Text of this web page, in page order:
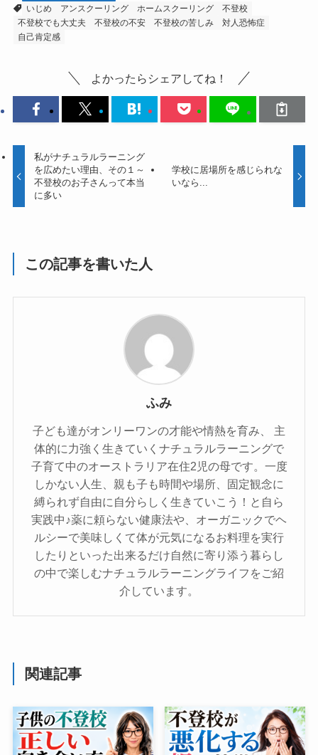
いじめ
アンスクーリング ホームスクーリング
不登校
不登校でも大丈夫
不登校の不安 不登校の苦しみ
対人恐怖症
自己肯定感
よかったらシェアしてね！
私がナチュラルラーニング
を広めたい理由、その１～
不登校のお子さんって本当
に多い
学校に居場所を感じられな
いなら...
この記事を書いた人
ふみ
子ども達がオンリーワンの才能や情熱を育み、 主
体的に力強く生きていくナチュラルラーニングで
子育て中のオーストラリア在住2児の母です。一度
しかない人生、親も子も時間や場所、固定観念に
縛られず自由に自分らしく生きていこう！と自ら
実践中♪薬に頼らない健康法や、オーガニックでヘ
ルシーで美味しくて体が元気になるお料理を実行
したりといった出来るだけ自然に寄り添う暮らし
の中で楽しむナチュラルラーニングライフをご紹
介しています。
関連記事